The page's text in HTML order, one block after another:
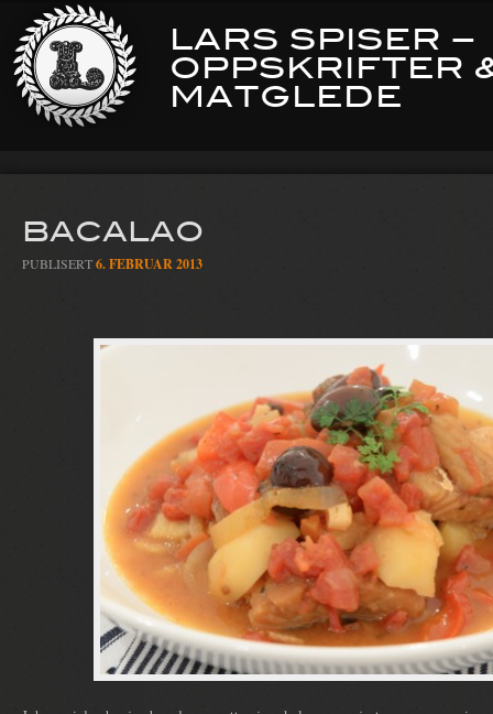
LARS SPISER –
OPPSKRIFTER
MATGLEDE
BACALAO
PUBLISERT6. FEBRUAR 2013